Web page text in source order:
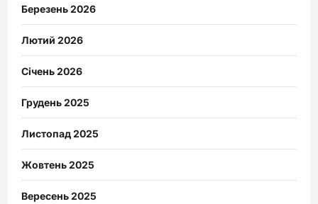
Березень 2026
Лютий 2026
Січень 2026
Грудень 2025
Листопад 2025
Жовтень 2025
Вересень 2025